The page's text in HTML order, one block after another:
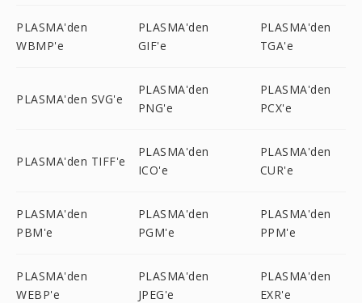
PLASMA'den
WBMP'e
PLASMA'den
GIF'e
PLASMA'den
TGA'e
PLASMA'den SVG'e
PLASMA'den
PNG'e
PLASMA'den
PCX'e
PLASMA'den TIFF'e
PLASMA'den
ICO'e
PLASMA'den
CUR'e
PLASMA'den
PBM'e
PLASMA'den
PGM'e
PLASMA'den
PPM'e
PLASMA'den
WEBP'e
PLASMA'den
JPEG'e
PLASMA'den
EXR'e